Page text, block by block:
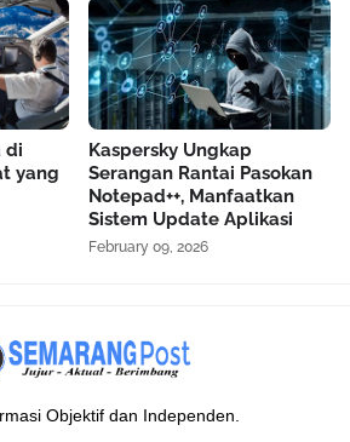
di
yang
Kaspersky Ungkap
Serangan Rantai Pasokan
Notepad++, Manfaatkan
Sistem Update Aplikasi
February 09, 2026
Objektif dan Independen.